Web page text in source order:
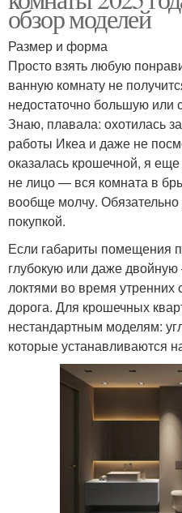
обзор моделей
Размер и форма
Просто взять любую
ванную комнату не
недостаточно большую
Знаю, плавала: охотилась
работы Икеа и даже не
оказалась крошечной, я
не лицо — вся комната в
вообще молчу.
покупкой.
Если габариты помещения
глубокую или даже
локтями во время утренних
дорога. Для крошечных
нестандартным моделям:
которые устанавливаются